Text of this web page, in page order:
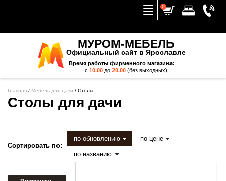
0
МУРОМ-МЕБЕЛЬ
Официальный сайт в Ярославле
Время работы фирменного магазина:
с 10.00до 20.00(без выходных)
Главная / Мебель для дачи / Столы
Столы для дачи
Сортировать по:
по обновлению по цене
по названию